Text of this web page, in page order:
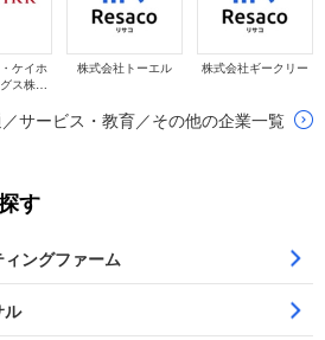
ケイホ
ス株式
株式会社トーエル 株式会社ギークリー
サービス・教育／その他の企業一覧
す
ングファーム
ル